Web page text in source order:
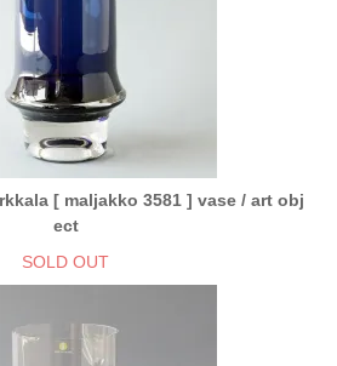
[ maljakko 3581 ] vase / art obj
ect
SOLD OUT